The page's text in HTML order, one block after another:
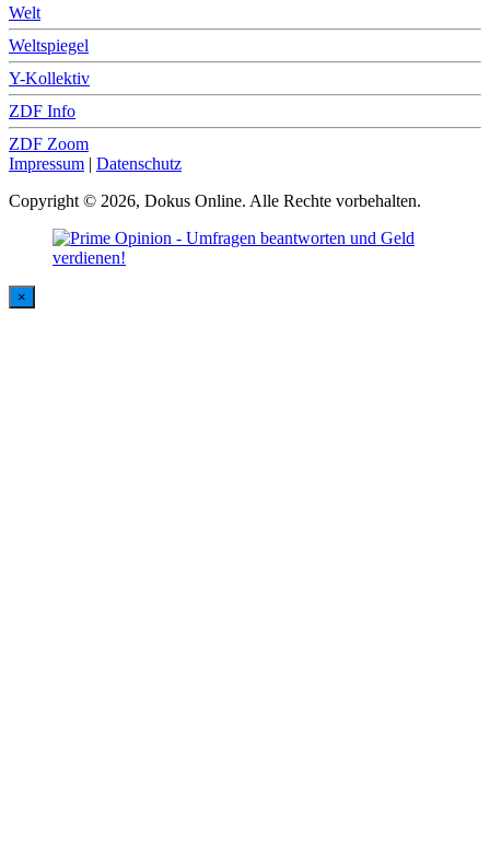
Welt
Weltspiegel
Y-Kollektiv
ZDF Info
ZDF Zoom
Impressum | Datenschutz
Copyright © 2026, Dokus Online. Alle Rechte vorbehalten.
×